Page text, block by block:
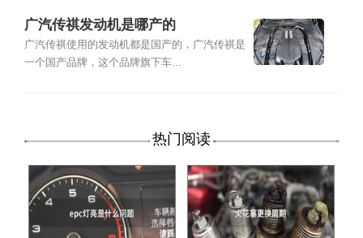
广汽传祺发动机是哪产的
广汽传祺使用的发动机都是国产的，广汽传祺是
一个国产品牌，这个品牌旗下车...
热门阅读